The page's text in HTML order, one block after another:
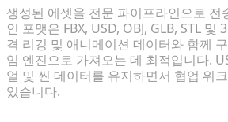
생성된 에셋을 전문 파이프라인으로 전
인 포맷은 FBX, USD, OBJ, GLB, STL 및
격 리깅 및 애니메이션 데이터와 함께
임 엔진으로 가져오는 데 최적입니다.
얼 및 씬 데이터를 유지하면서 협업 워
있습니다.